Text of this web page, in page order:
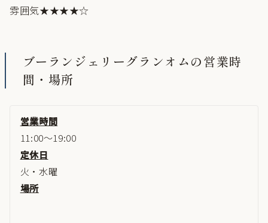
雰囲気★★★★☆
ブーランジェリーグランオムの営業時
間・場所
営業時間
11:00～19:00
定休日
火・水曜
場所